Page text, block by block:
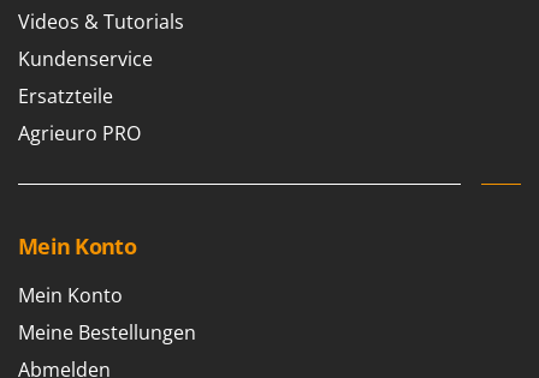
Videos & Tutorials
Kundenservice
Ersatzteile
Agrieuro PRO
Mein Konto
Mein Konto
Meine Bestellungen
Abmelden